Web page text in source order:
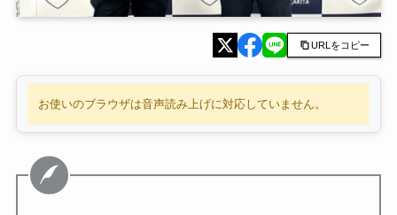
URLをコピー
お使いのブラウザは音声読み上げに対応していません。